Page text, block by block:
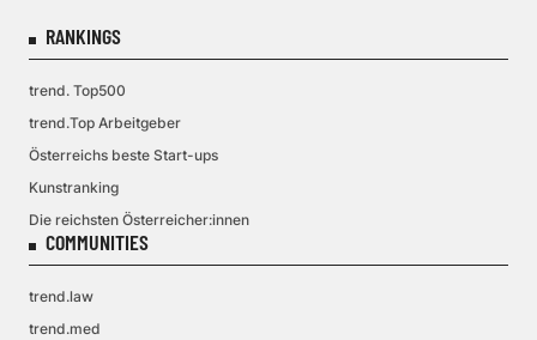
RANKINGS
trend. Top500
trend.Top Arbeitgeber
Österreichs beste Start-ups
Kunstranking
Die reichsten Österreicher:innen
COMMUNITIES
trend.law
trend.med